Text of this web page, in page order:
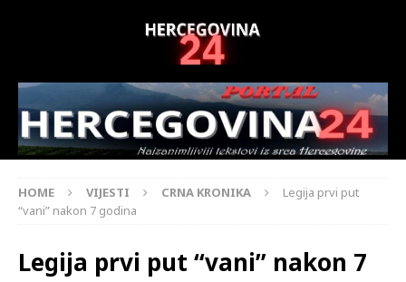
HOME VIJESTI CRNA KRONIKA
Legija prvi put
“vani” nakon 7 godina
Legija prvi put “vani” nakon 7